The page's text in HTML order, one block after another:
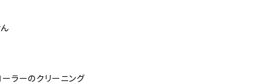
ーラーのクリーニング